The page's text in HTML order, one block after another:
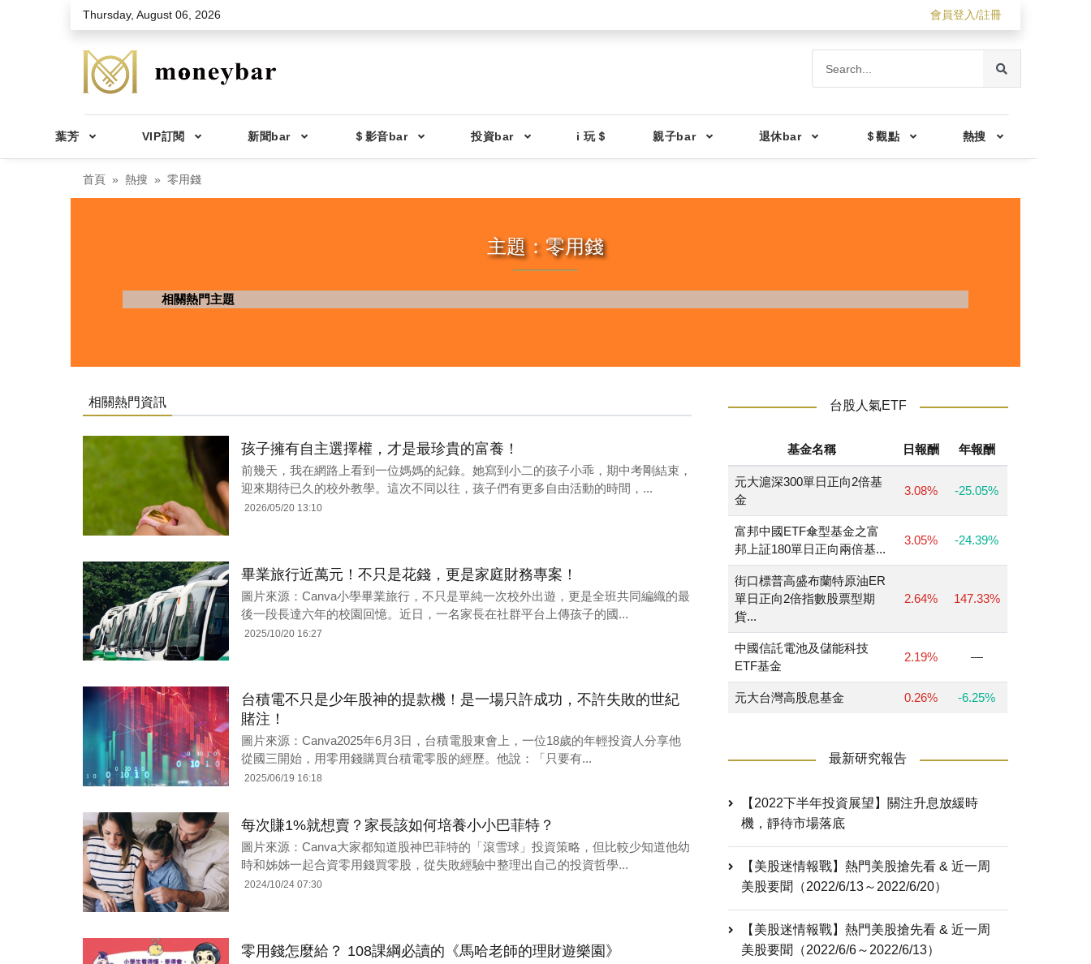
Skip to main contentThursday, August 06, 2026 會員登入/註冊
葉芳 VIP訂閱 新聞bar ＄影音bar 投資bar i 玩＄ 親子bar 退休bar ＄觀點 熱搜
首頁 熱搜 零用錢
主題：零用錢
相關熱門主題
相關熱門資訊
孩子擁有自主選擇權，才是最珍貴的富養！
前幾天，我在網路上看到一位媽媽的紀錄。她寫到小二的孩子小乖，期中考剛結束，
迎來期待已久的校外教學。這次不同以往，孩子們有更多自由活動的時間，...
2026/05/20 13:10
畢業旅行近萬元！不只是花錢，更是家庭財務專案！
圖片來源：Canva小學畢業旅行，不只是單純一次校外出遊，更是全班共同編織的最
後一段長達六年的校園回憶。近日，一名家長在社群平台上傳孩子的國...
2025/10/20 16:27
台積電不只是少年股神的提款機！是一場只許成功，不許失敗的世紀
賭注！
圖片來源：Canva2025年6月3日，台積電股東會上，一位18歲的年輕投資人分享他
從國三開始，用零用錢購買台積電零股的經歷。他說：「只要有...
2025/06/19 16:18
每次賺1%就想賣？家長該如何培養小小巴菲特？
圖片來源：Canva大家都知道股神巴菲特的「滾雪球」投資策略，但比較少知道他幼
時和姊姊一起合資零用錢買零股，從失敗經驗中整理出自己的投資哲學...
2024/10/24 07:30
零用錢怎麼給？ 108課綱必讀的《馬哈老師的理財遊樂園》
台股人氣ETF
基金名稱 日報酬 年報酬
元大滬深300單日正向2倍基
金
3.08% -25.05%
富邦中國ETF傘型基金之富
邦上証180單日正向兩倍基...
3.05% -24.39%
街口標普高盛布蘭特原油ER
單日正向2倍指數股票型期
貨...
2.64% 147.33%
中國信託電池及儲能科技
ETF基金
2.19% —
元大台灣高股息基金 0.26% -6.25%
最新研究報告
【2022下半年投資展望】關注升息放緩時
機，靜待市場落底
【美股迷情報戰】熱門美股搶先看 & 近一周
美股要聞（2022/6/13～2022/6/20）
【美股迷情報戰】熱門美股搶先看 & 近一周
美股要聞（2022/6/6～2022/6/13）